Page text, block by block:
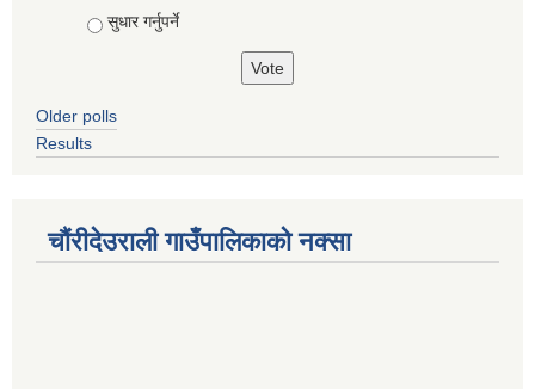
सुधार गर्नुपर्ने
Older polls
Results
चौंरीदेउराली गाउँपालिकाको नक्सा